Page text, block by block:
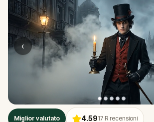
‹
Miglior valutato 4.5917 R recensioni